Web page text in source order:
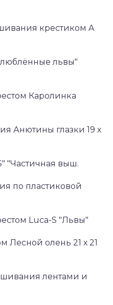
крестиком A
львы"
Каролинка
Анютины глазки 19 х
"Частичная выш.
по пластиковой
Luca-S "Львы"
Лесной олень 21 х 21
лентами и